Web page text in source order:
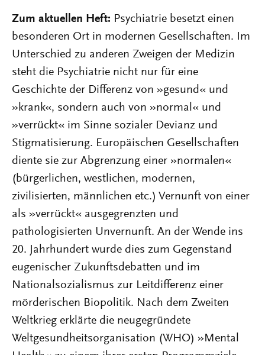
Zum aktuellen Heft: Psychiatrie besetzt einen
besonderen Ort in modernen Gesellschaften. Im
Unterschied zu anderen Zweigen der Medizin
steht die Psychiatrie nicht nur für eine
Geschichte der Differenz von »gesund« und
»krank«, sondern auch von »normal« und
»verrückt« im Sinne sozialer Devianz und
Stigmatisierung. Europäischen Gesellschaften
diente sie zur Abgrenzung einer »normalen«
(bürgerlichen, westlichen, modernen,
zivilisierten, männlichen etc.) Vernunft von einer
als »verrückt« ausgegrenzten und
pathologisierten Unvernunft. An der Wende ins
20. Jahrhundert wurde dies zum Gegenstand
eugenischer Zukunftsdebatten und im
Nationalsozialismus zur Leitdifferenz einer
mörderischen Biopolitik. Nach dem Zweiten
Weltkrieg erklärte die neugegründete
Weltgesundheitsorganisation (WHO) »Mental